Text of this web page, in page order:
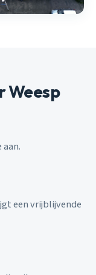
Weesp
een vrijblijvende